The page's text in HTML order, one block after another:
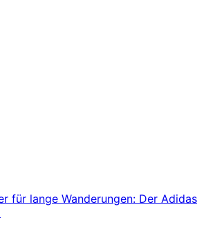
für lange Wanderungen: Der Adidas